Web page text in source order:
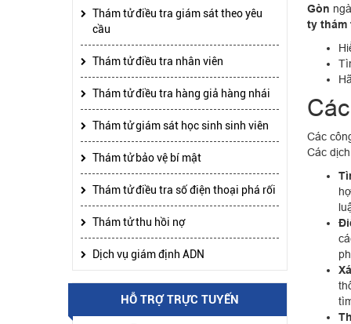
Thám tử điều tra giám sát theo yêu
cầu
Thám tử điều tra nhân viên
Thám tử điều tra hàng giả hàng nhái
Thám tử giám sát học sinh sinh viên
Thám tử bảo vệ bí mật
Thám tử điều tra số điện thoại phá rối
Thám tử thu hồi nợ
Dịch vụ giám định ADN
HỖ TRỢ TRỰC TUYẾN
Gòn
ty
Các
Các